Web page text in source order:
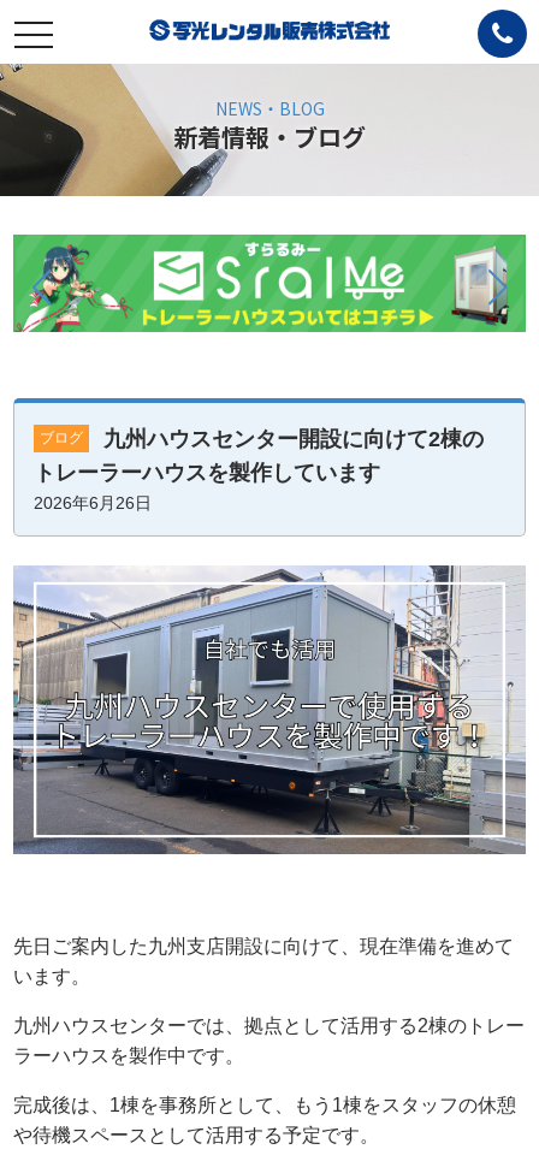
toggle
navigation
NEWS・BLOG
新着情報・ブログ
ブログ
九州ハウスセンター開設に向けて2棟の
トレーラーハウスを製作しています
2026年6月26日
先日ご案内した九州支店開設に向けて、現在準備を進めて
います。
九州ハウスセンターでは、拠点として活用する2棟のトレー
ラーハウスを製作中です。
完成後は、1棟を事務所として、もう1棟をスタッフの休憩
や待機スペースとして活用する予定です。